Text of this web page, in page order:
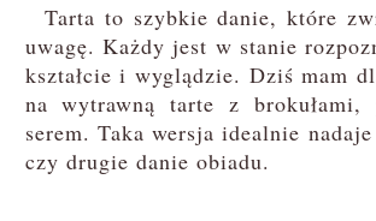
Tarta to szybkie danie, które
uwagę. Każdy jest w stanie
kształcie i wyglądzie. Dziś mam
na wytrawną tarte z brokułami,
serem. Taka wersja idealnie
czy drugie danie obiadu.